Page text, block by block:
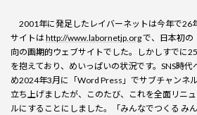
2001年に発足したレイバーネットは今年で26
サイトはhttp://www.labornetjp.orgで、日本初の
向の画期的ウェブサイトでした。しかしすでに
を抱えており、めいっぱいの状況です。SNS時
め2024年3月に「Word Press」でサブチャンネル
立ち上げましたが、このたび、これを全面リニ
ルにすることにしました。「みんなでつくる み